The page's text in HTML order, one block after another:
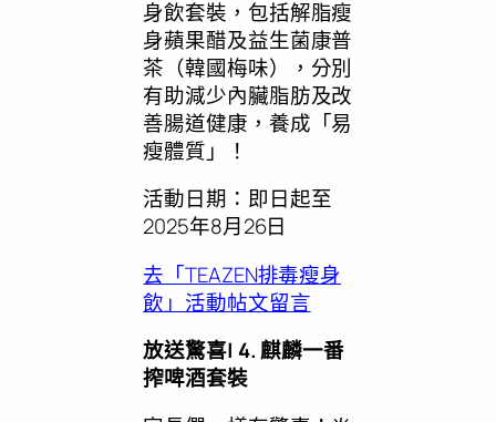
身飲套裝，包括解脂瘦
身蘋果醋及益生菌康普
茶（韓國梅味），分別
有助減少內臟脂肪及改
善腸道健康，養成「易
瘦體質」！
活動日期：即日起至
2025年8月26日
去「TEAZEN排毒瘦身
飲」活動帖文留言
放送驚喜| 4. 麒麟一番
搾啤酒套裝